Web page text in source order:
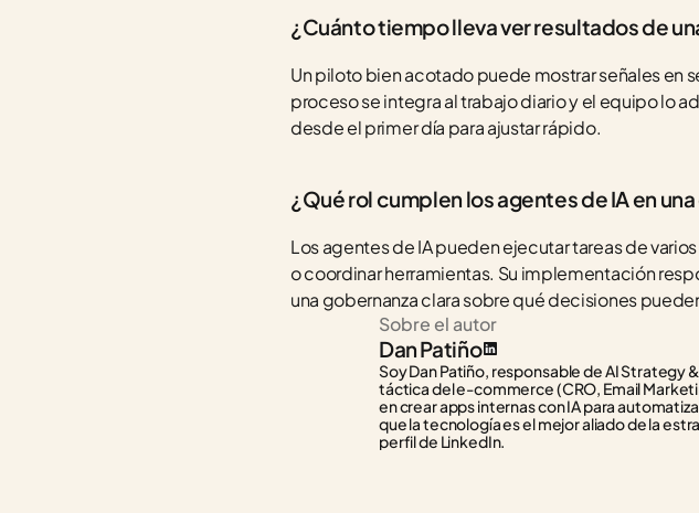
¿Cuánto tiempo lleva ver resultados de
Un piloto bien acotado puede mostrar señales en
proceso se integra al trabajo diario y el equipo lo
desde el primer día para ajustar rápido.
¿Qué rol cumplen los agentes de IA en
Los agentes de IA pueden ejecutar tareas de
o coordinar herramientas. Su implementación
una gobernanza clara sobre qué decisiones
Sobre el autor
Dan Patiño
Soy Dan Patiño, responsable de AI Strategy
táctica del e-commerce (CRO, Email
en crear apps internas con IA para
que la tecnología es el mejor aliado de la
perfil de LinkedIn.